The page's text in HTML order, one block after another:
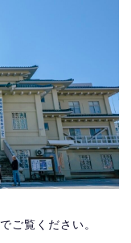
でご覧ください。